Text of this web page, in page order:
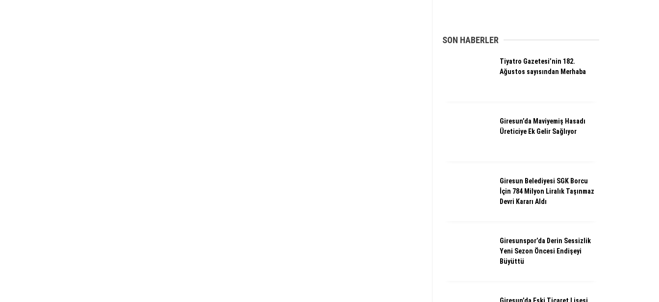
SON HABERLER
Tiyatro Gazetesi’nin 182.
Ağustos sayısından Merhaba
Giresun’da Maviyemiş Hasadı
Üreticiye Ek Gelir Sağlıyor
Giresun Belediyesi SGK Borcu
İçin 784 Milyon Liralık Taşınmaz
Devri Kararı Aldı
Giresunspor’da Derin Sessizlik
Yeni Sezon Öncesi Endişeyi
Büyüttü